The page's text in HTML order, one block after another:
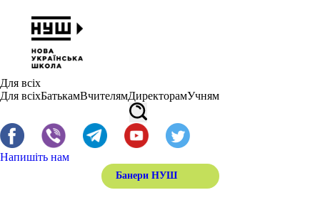
Для всіх
Для всіхБатькамВчителямДиректорамУчням
Напишіть нам
Банери НУШ